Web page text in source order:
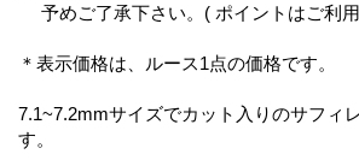
予めご了承下さい。( ポイントはご利
＊表示価格は、ルース1点の価格です。
7.1~7.2mmサイズでカット入りのサフィ
す。